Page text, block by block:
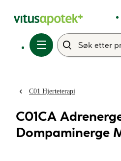
C01 Hjerteterapi
C01CA
Dompaminerge